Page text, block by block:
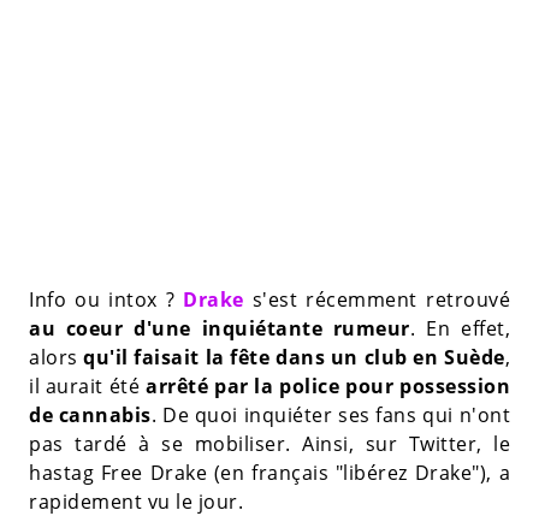
Info ou intox ? Drake s'est récemment retrouvé
au coeur d'une inquiétante rumeur. En effet,
alorsqu'il faisait la fête dans un club en Suède,
il aurait été arrêté par la police pour possession
de cannabis. De quoi inquiéter ses fans qui n'ont
pas tardé à se mobiliser. Ainsi, sur Twitter, le
hastag Free Drake (en français "libérez Drake"), a
rapidement vu le jour.